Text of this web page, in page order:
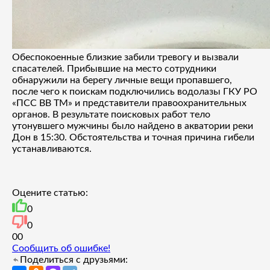
Обеспокоенные близкие забили тревогу и вызвали
спасателей. Прибывшие на место сотрудники
обнаружили на берегу личные вещи пропавшего,
после чего к поискам подключились водолазы ГКУ РО
«ПСС ВВ ТМ» и представители правоохранительных
органов. В результате поисковых работ тело
утонувшего мужчины было найдено в акватории реки
Дон в 15:30. Обстоятельства и точная причина гибели
устанавливаются.
Оцените статью:
0
0
00
Сообщить об ошибке!
Поделиться с друзьями: